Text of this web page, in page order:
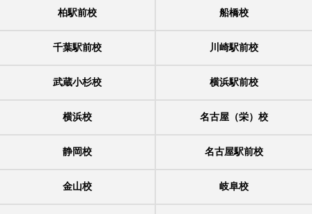
柏駅前校 船橋校
千葉駅前校 川崎駅前校
武蔵小杉校 横浜駅前校
横浜校 名古屋（栄）校
静岡校 名古屋駅前校
金山校 岐阜校